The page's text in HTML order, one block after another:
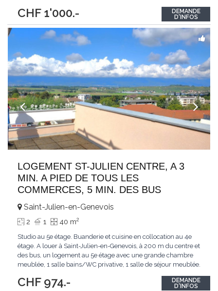
CHF 1'000.-
NON FUMEUR, animaux sur demande. Conditions : Disponible...
DEMANDE
D'INFOS
LOGEMENT ST-JULIEN CENTRE, A 3
MIN. A PIED DE TOUS LES
COMMERCES, 5 MIN. DES BUS
CHF 974.-
Saint-Julien-en-Genevois
2 1 40 m2
Studio au 5e étage. Buanderie et cuisine en collocation au 4e
étage. A louer à Saint-Julien-en-Genevois, à 200 m du centre et
des bus, un logement au 5e étage avec une grande chambre
meublée, 1 salle bains/WC privative, 1 salle de séjour meublée.
cuisine est à partager avec la propriétaire qui habite au 4e étage.
DEMANDE
D'INFOS